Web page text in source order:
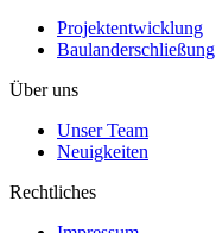
Projektentwicklung
Baulanderschließung
Über uns
Unser Team
Neuigkeiten
Rechtliches